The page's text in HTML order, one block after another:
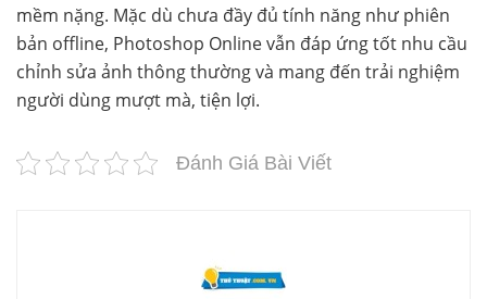
mềm nặng. Mặc dù chưa đầy đủ tính năng như phiên
bản offline, Photoshop Online vẫn đáp ứng tốt nhu cầu
chỉnh sửa ảnh thông thường và mang đến trải nghiệm
người dùng mượt mà, tiện lợi.
Đánh Giá Bài Viết